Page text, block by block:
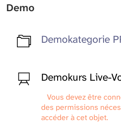
Demo
Demokategorie
Demokurs Live-
Vous devez être
des permissions
accéder à cet objet.